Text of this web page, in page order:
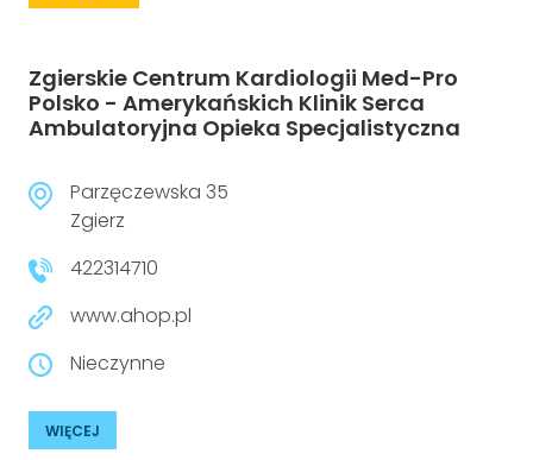
Zgierskie Centrum Kardiologii Med-Pro
Polsko - Amerykańskich Klinik Serca
Ambulatoryjna Opieka Specjalistyczna
Parzęczewska 35
Zgierz
422314710
www.ahop.pl
Nieczynne
WIĘCEJ